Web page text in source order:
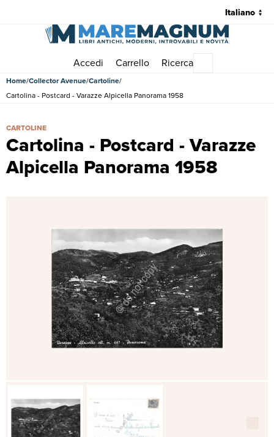
Accedi Carrello Ricerca
Home Collector Avenue Cartoline
Cartolina - Postcard - Varazze Alpicella Panorama 1958
Cartolina - Postcard - Varazze
Alpicella Panorama 1958
Cartolina - Postcard - Varazze Alpicella Panorama 1958 | Cartoline |
CARTOLINE